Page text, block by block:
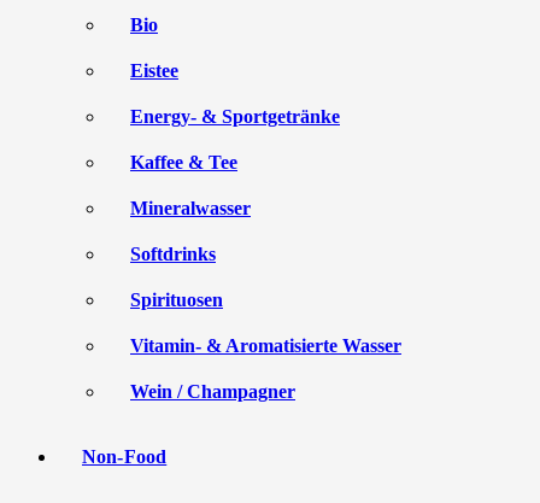
Bio
Eistee
Energy- & Sportgetränke
Kaffee & Tee
Mineralwasser
Softdrinks
Spirituosen
Vitamin- & Aromatisierte Wasser
Wein / Champagner
Non-Food